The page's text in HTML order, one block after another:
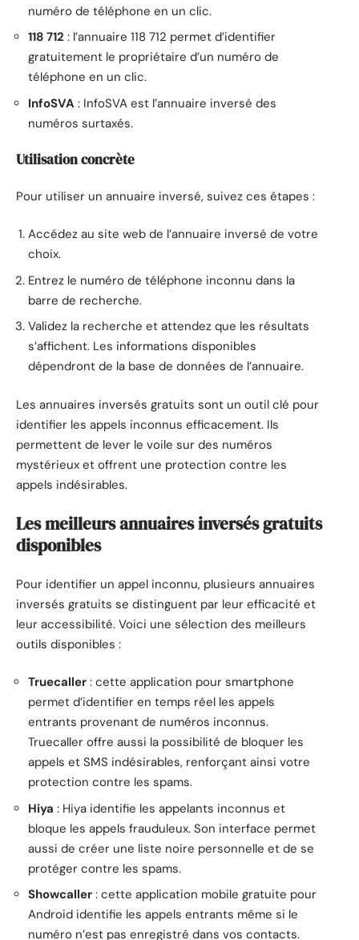
numéro de téléphone en un clic.
118 712 : l’annuaire 118 712 permet d’identifier
gratuitement le propriétaire d’un numéro de
téléphone en un clic.
InfoSVA : InfoSVA est l’annuaire inversé des
numéros surtaxés.
Utilisation concrète
Pour utiliser un annuaire inversé, suivez ces étapes :
Accédez au site web de l’annuaire inversé de votre
choix.
Entrez le numéro de téléphone inconnu dans la
barre de recherche.
Validez la recherche et attendez que les résultats
s’affichent. Les informations disponibles
dépendront de la base de données de l’annuaire.
Les annuaires inversés gratuits sont un outil clé pour
identifier les appels inconnus efficacement. Ils
permettent de lever le voile sur des numéros
mystérieux et offrent une protection contre les
appels indésirables.
Les meilleurs annuaires inversés gratuits
disponibles
Pour identifier un appel inconnu, plusieurs annuaires
inversés gratuits se distinguent par leur efficacité et
leur accessibilité. Voici une sélection des meilleurs
outils disponibles :
Truecaller : cette application pour smartphone
permet d’identifier en temps réel les appels
entrants provenant de numéros inconnus.
Truecaller offre aussi la possibilité de bloquer les
appels et SMS indésirables, renforçant ainsi votre
protection contre les spams.
Hiya : Hiya identifie les appelants inconnus et
bloque les appels frauduleux. Son interface permet
aussi de créer une liste noire personnelle et de se
protéger contre les spams.
Showcaller : cette application mobile gratuite pour
Android identifie les appels entrants même si le
numéro n’est pas enregistré dans vos contacts.